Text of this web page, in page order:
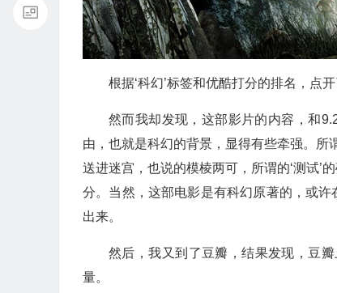
根据‘科幻’标签和优酷打分的排名，点开
然而我却发现，这部影片的内容，和
由，也就是科幻的背景，显得有些牵强。所
送进迷宫，也说的模棱两可，所谓的‘测试’
分。当然，这部电影是有科幻原著的，或
出来。
然后，我又到了豆瓣，结果发现，豆
量。